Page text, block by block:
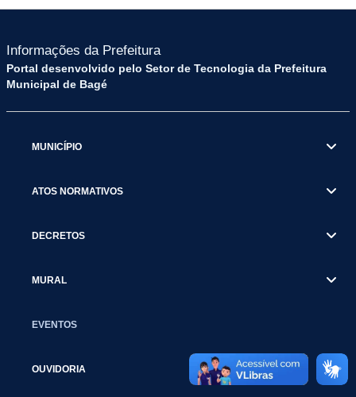
Informações da Prefeitura
Portal desenvolvido pelo Setor de Tecnologia da Prefeitura
Municipal de Bagé
MUNICÍPIO
ATOS NORMATIVOS
DECRETOS
MURAL
EVENTOS
OUVIDORIA